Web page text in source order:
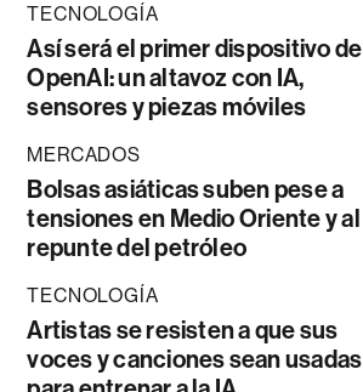
TECNOLOGÍA
Así será el primer dispositivo de
OpenAI: un altavoz con IA,
sensores y piezas móviles
MERCADOS
Bolsas asiáticas suben pese a
tensiones en Medio Oriente y al
repunte del petróleo
TECNOLOGÍA
Artistas se resisten a que sus
voces y canciones sean usadas